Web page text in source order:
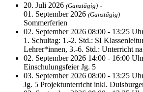
20. Juli 2026 (Ganztägig) -
01. September 2026 (Ganztägig)
Sommerferien
02. September 2026 08:00 - 13:25
1. Schultag: 1.-2. Std.: SI
Lehrer*innen, 3.-6. Std.: Unterricht
02. September 2026 14:00 - 16:00
Einschulungsfeier Jg. 5
03. September 2026 08:00 - 13:25
Jg. 5 Projektunterricht inkl.